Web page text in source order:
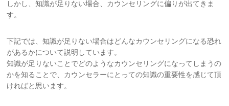
しかし、知識が足りない場合、カウンセリングに偏りが出てきま
す。
下記では、知識が足りない場合はどんなカウンセリングになる恐れ
があるかについて説明しています。
知識が足りないことでどのようなカウンセリングになってしまうの
かを知ることで、カウンセラーにとっての知識の重要性を感じて頂
ければと思います。